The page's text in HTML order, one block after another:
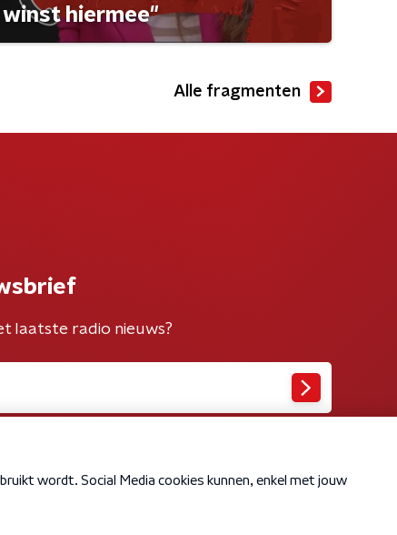
hiermee"
Alle fragmenten
laatste radio nieuws?